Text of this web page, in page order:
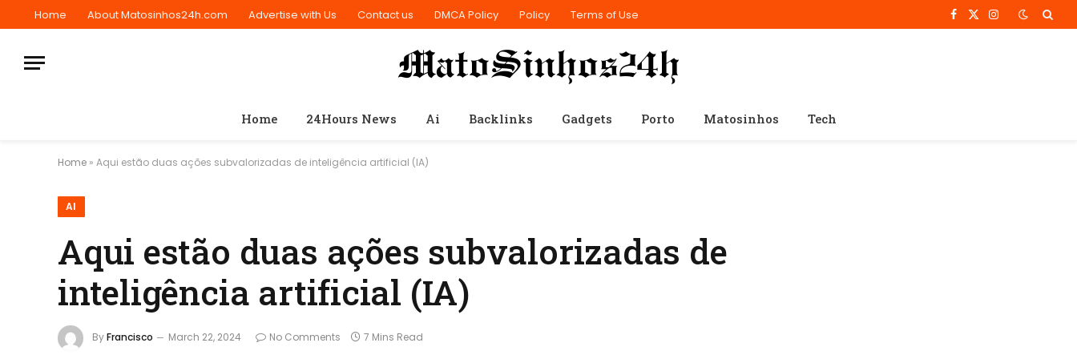
Home About Matosinhos24h.com Advertise with Us Contact us DMCA Policy Policy Terms of Use Facebook
X
Instagram
Home 24Hours News Ai Backlinks Gadgets Porto Matosinhos Tech
Home » Aqui estão duas ações subvalorizadas de inteligência artificial (IA)
AI
Aqui estão duas ações subvalorizadas de
inteligência artificial (IA)
ByFrancisco March 22, 2024 No Comments 7 Mins Read